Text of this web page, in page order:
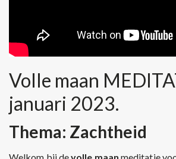
Volle maan
januari 2023.
Thema: Zachtheid